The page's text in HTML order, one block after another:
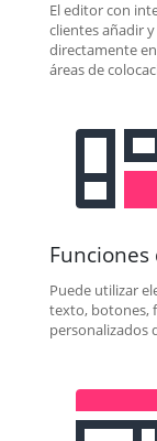
El editor con
clientes añadir
directamente
áreas de
Puede utilizar
texto, botones,
personalizados